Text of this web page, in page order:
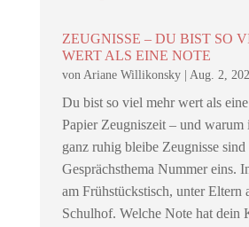
ZEUGNISSE – DU BIST SO
WERT ALS EINE NOTE
von Ariane Willikonsky| Aug. 2,
Du bist so viel mehr wert als
Papier Zeugniszeit – und warum
ganz ruhig bleibe Zeugnisse sind
Gesprächsthema Nummer eins.
am Frühstückstisch, unter Eltern
Schulhof. Welche Note hat dein